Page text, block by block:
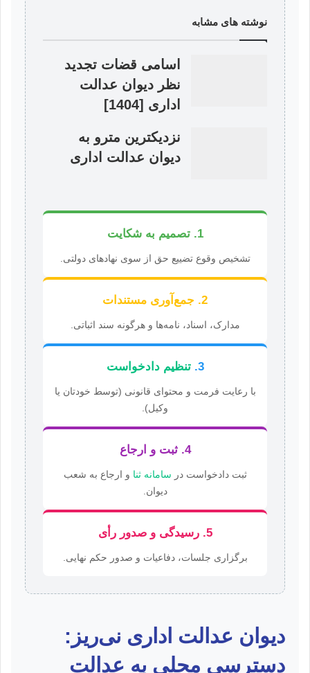
نوشته های مشابه
اسامی قضات تجدید
نظر دیوان عدالت
اداری [1404]
نزدیکترین مترو به
دیوان عدالت اداری
1. تصمیم به شکایت
تشخیص وقوع تضییع حق از سوی نهادهای دولتی.
2. جمع‌آوری مستندات
مدارک، اسناد، نامه‌ها و هرگونه سند اثباتی.
3. تنظیم دادخواست
با رعایت فرمت و محتوای قانونی (توسط خودتان یا
وکیل).
4. ثبت و ارجاع
ثبت دادخواست در سامانه ثنا و ارجاع به شعب
دیوان.
5. رسیدگی و صدور رأی
برگزاری جلسات، دفاعیات و صدور حکم نهایی.
دیوان عدالت اداری نی‌ریز:
دسترسی محلی به عدالت